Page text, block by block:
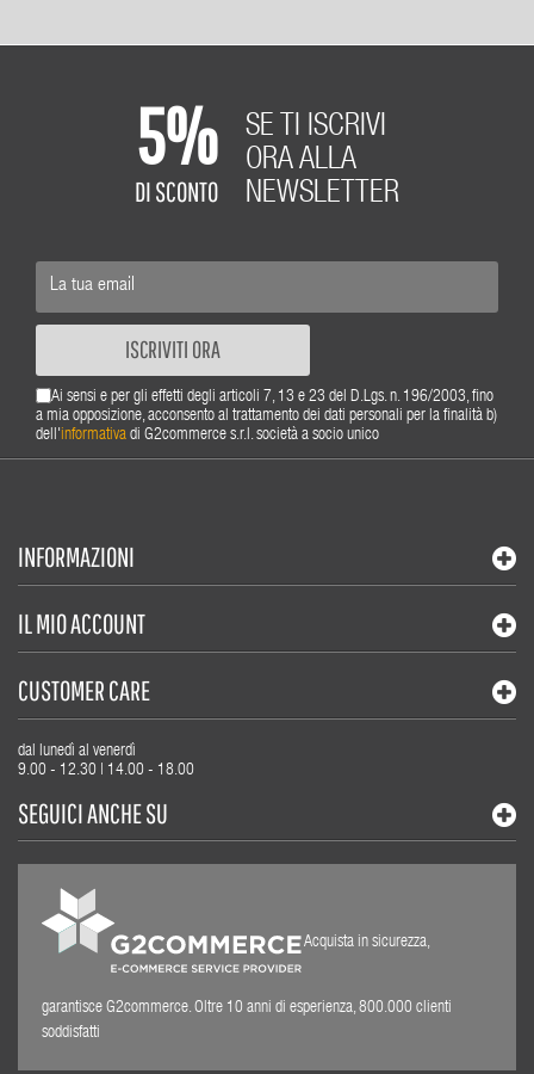
5%
DI SCONTO
SE TI ISCRIVI
ORA ALLA
NEWSLETTER
ISCRIVITI ORA
Ai sensi e per gli effetti degli articoli 7, 13 e 23 del D.Lgs. n. 196/2003, fino
a mia opposizione, acconsento al trattamento dei dati personali per la finalità b)
dell'informativa di G2commerce s.r.l. società a socio unico
INFORMAZIONI
IL MIO ACCOUNT
CUSTOMER CARE
dal lunedì al venerdì
9.00 - 12.30 | 14.00 - 18.00
SEGUICI ANCHE SU
Acquista in sicurezza,
garantisce G2commerce. Oltre 10 anni di esperienza, 800.000 clienti
soddisfatti